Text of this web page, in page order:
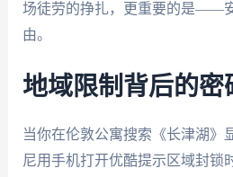
场徒劳的挣扎，更重要的是——
由。
地域限制背后的密
当你在伦敦公寓搜索《长津湖》
尼用手机打开优酷提示区域封锁